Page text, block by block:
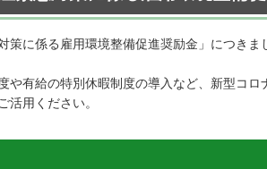
策に係る雇用環境整備促進奨励金」につき
や有給の特別休暇制度の導入など、新型コ
活用ください。